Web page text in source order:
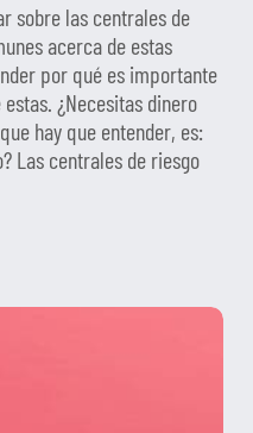
sobre las centrales de
acerca de estas
por qué es importante
¿Necesitas dinero
hay que entender, es:
Las centrales de riesgo